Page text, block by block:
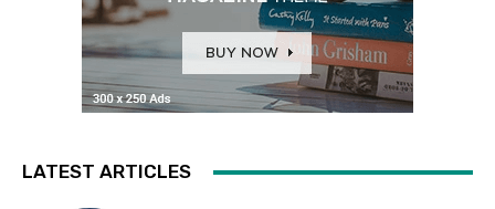
LATEST ARTICLES